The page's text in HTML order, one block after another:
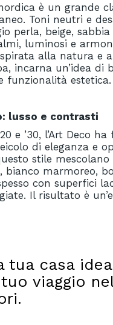
è un grande
Toni neutri e
perla, beige,
luminosi e
alla natura e
incarna un’idea di
funzionalità estetica.
lusso e contrasti
e ’30, l’Art Deco
di eleganza e
stile mescolano
bianco marmoreo,
con superfici
Il risultato è
tua casa
viaggio